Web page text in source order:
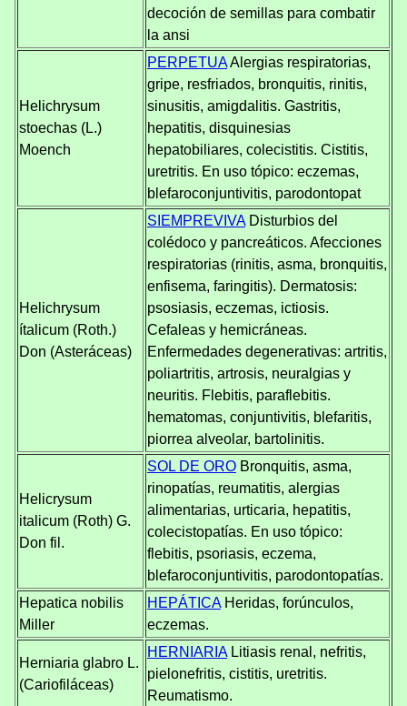
decoción de semillas para combatir
la ansi
Helichrysum
stoechas (L.)
Moench
PERPETUAAlergias respiratorias,
gripe, resfriados, bronquitis, rinitis,
sinusitis, amigdalitis. Gastritis,
hepatitis, disquinesias
hepatobiliares, colecistitis. Cistitis,
uretritis. En uso tópico: eczemas,
blefaroconjuntivitis, parodontopat
Helichrysum
ítalicum (Roth.)
Don (Asteráceas)
SIEMPREVIVADisturbios del
colédoco y pancreáticos. Afecciones
respiratorias (rinitis, asma, bronquitis,
enfisema, faringitis). Dermatosis:
psosiasis, eczemas, ictiosis.
Cefaleas y hemicráneas.
Enfermedades degenerativas: artritis,
poliartritis, artrosis, neuralgias y
neuritis. Flebitis, paraflebitis.
hematomas, conjuntivitis, blefaritis,
piorrea alveolar, bartolinitis.
Helicrysum
italicum (Roth) G.
Don fil.
SOL DE ORO Bronquitis, asma,
rinopatías, reumatitis, alergias
alimentarias, urticaria, hepatitis,
colecistopatías. En uso tópico:
flebitis, psoriasis, eczema,
blefaroconjuntivitis, parodontopatías.
Hepatica nobilis
Miller
HEPÁTICAHeridas, forúnculos,
eczemas.
Herniaria glabro L.
(Cariofiláceas)
HERNIARIALitiasis renal, nefritis,
pielonefritis, cistitis, uretritis.
Reumatismo.